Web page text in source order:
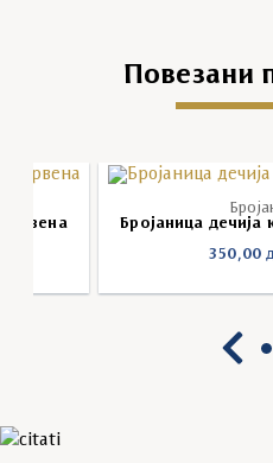
Повезани
црвена
Бројаница дечија
350,00